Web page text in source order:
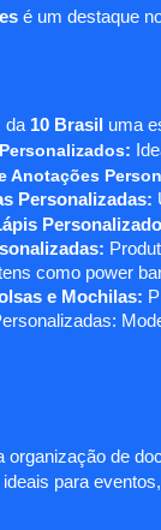
é um destaque
da 10 Brasil uma
:
Anotações
Personalizadas:
como power
e Mochilas:
de
para